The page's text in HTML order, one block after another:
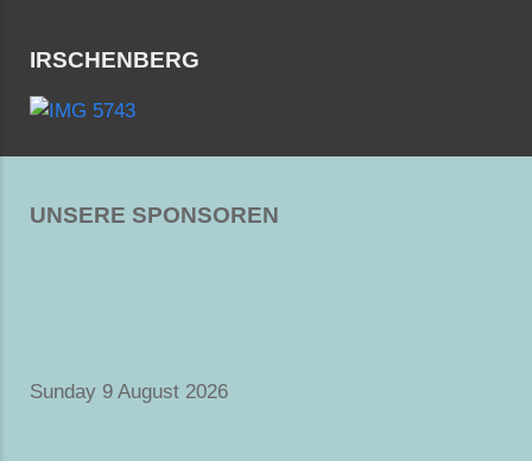
IRSCHENBERG
UNSERE SPONSOREN
Sunday 9 August 2026